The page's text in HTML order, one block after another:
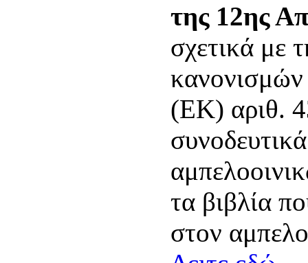
της 12ης
σχετικά με
(ΕΚ) αριθ.
τα βιβλία
στον